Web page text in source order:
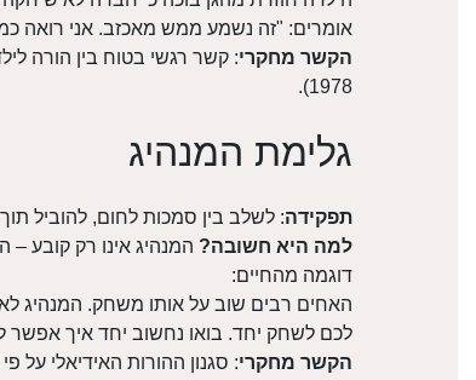
אומרים: "זה נשמע ממש מאכזב. אני רואה
הקשר מחקרי
1978).
גלימת המנהיג
תפקידה: לשלב בין סמכות לחום, להוביל
למה היא חשובה? המנהיג אינו רק קובע –
דוגמה מהחיים:
האחים רבים שוב על אותו משחק. המנהיג
לכם לשחק יחד. בואו נחשוב יחד איך אפשר
הקשר מחקרי